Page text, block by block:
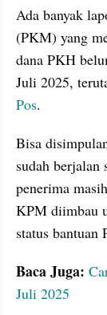
Ada banyak
(PKM) yang
dana PKH
Juli 2025,
Pos.
Bisa
sudah berjalan
penerima
KPM diimbau
status bantuan
Baca Juga:
Juli 2025